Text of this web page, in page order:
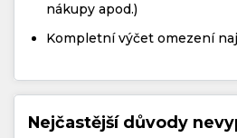
nákupy apod.)
Kompletní výčet omezení
Nejčastější důvody